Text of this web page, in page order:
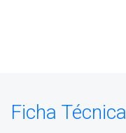
Ficha Técnica